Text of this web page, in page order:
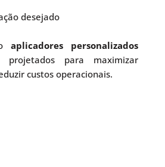
desejado
aplicadores personalizados
projetados para maximizar
custos operacionais.